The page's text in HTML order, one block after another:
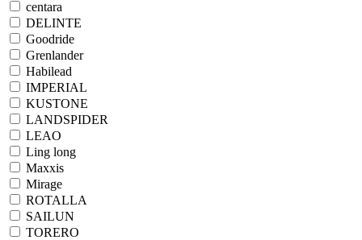
centara
DELINTE
Goodride
Grenlander
Habilead
IMPERIAL
KUSTONE
LANDSPIDER
LEAO
Ling long
Maxxis
Mirage
ROTALLA
SAILUN
TORERO